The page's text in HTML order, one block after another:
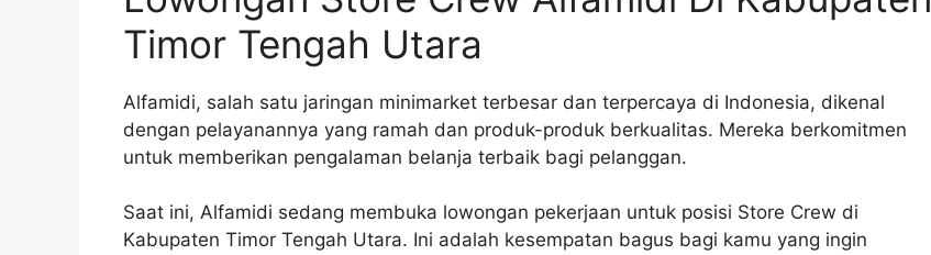
Timor Tengah Utara
Alfamidi, salah satu jaringan minimarket terbesar dan terpercaya di Indonesia, dikenal
dengan pelayanannya yang ramah dan produk-produk berkualitas. Mereka berkomitmen
untuk memberikan pengalaman belanja terbaik bagi pelanggan.
Saat ini, Alfamidi sedang membuka lowongan pekerjaan untuk posisi Store Crew di
Kabupaten Timor Tengah Utara. Ini adalah kesempatan bagus bagi kamu yang ingin